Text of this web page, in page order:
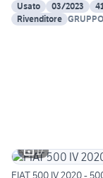
Usato
03/2023
Rivenditore
17
FIAT 500 IV 2020 -